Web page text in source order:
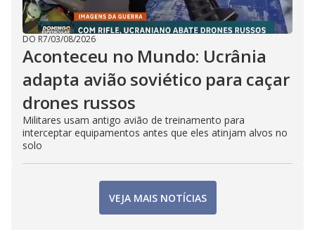
DO R7/03/08/2026
Aconteceu no Mundo: Ucrânia
adapta avião soviético para caçar
drones russos
Militares usam antigo avião de treinamento para
interceptar equipamentos antes que eles atinjam alvos no
solo
VEJA MAIS NOTÍCIAS